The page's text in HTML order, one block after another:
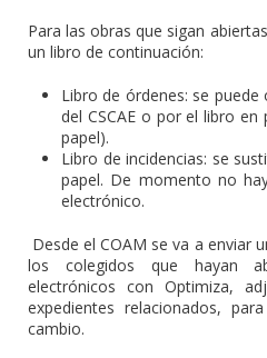
Para las obras que sigan
un libro de continuación:
Libro de órdenes: se
del CSCAE o por el libro
papel).
Libro de incidencias: se
papel. De momento no
electrónico.
Desde el COAM se va a enviar
los colegidos que hayan
electrónicos con Optimiza,
expedientes relacionados,
cambio.